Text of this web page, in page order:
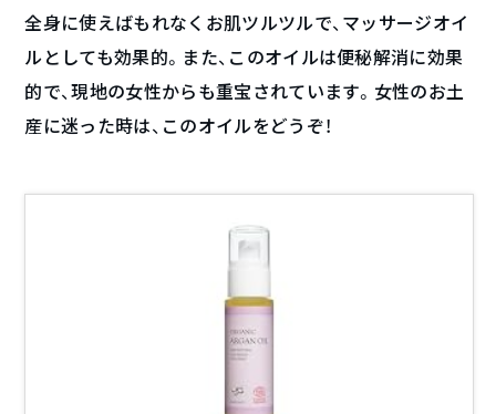
全身に使えばもれなくお肌ツルツルで、マッサージオイ
ルとしても効果的。また、このオイルは便秘解消に効果
的で、現地の女性からも重宝されています。女性のお土
産に迷った時は、このオイルをどうぞ！